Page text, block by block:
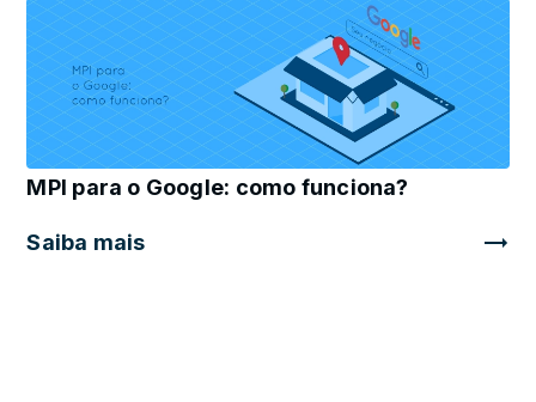
MPI para o Google: como funciona?
Saiba mais